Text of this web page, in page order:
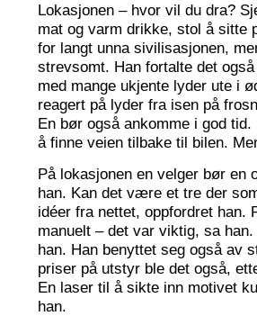
Lokasjonen – hvor vil du dra?
mat og varm drikke, stol å
for langt unna sivilisasjonen,
strevsomt. Han fortalte det
med mange ukjente lyder ute i
reagert på lyder fra isen på
En bør også ankomme i god
å finne veien tilbake til bilen.
På lokasjonen en velger bør en
han. Kan det være et tre der
idéer fra nettet, oppfordret han.
manuelt – det var viktig, sa
han. Han benyttet seg også av
priser på utstyr ble det også,
En laser til å sikte inn motivet
han.